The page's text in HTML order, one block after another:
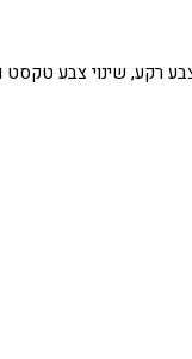
רקע, שינוי צבע